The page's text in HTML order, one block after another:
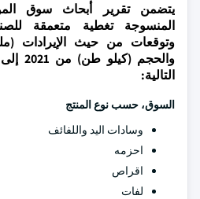
يتضمن تقرير أبحاث سوق
المنسوجة تغطية متعمقة
وتوقعات من حيث الإيرادات
التالية:
السوق، حسب نوع المنتج
وسادات اليد واللفائف
احزمه
اقراص
لفات